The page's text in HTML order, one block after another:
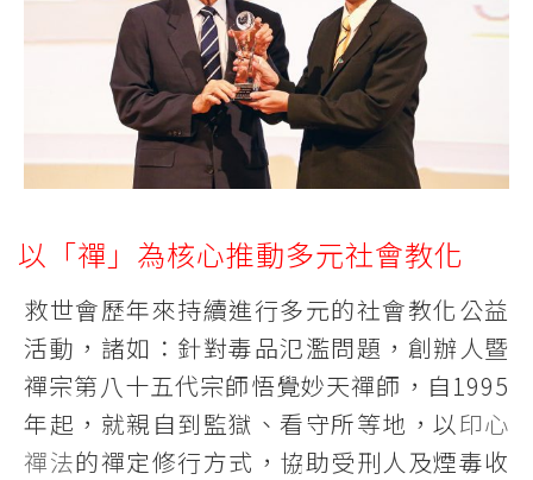
以「禪」為核心推動多元社會教化
救世會歷年來持續進行多元的社會教化公益
活動，諸如：針對毒品氾濫問題，創辦人暨
禪宗第八十五代宗師悟覺妙天禪師，自1995
年起，就親自到監獄、看守所等地，以印心
禪法的禪定修行方式，協助受刑人及煙毒收